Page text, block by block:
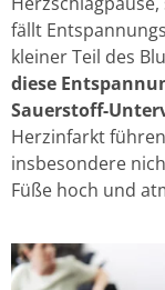
fällt
kleiner Teil des
diese
Sauerstoff-
Herzinfarkt
insbesondere
Füße hoch und